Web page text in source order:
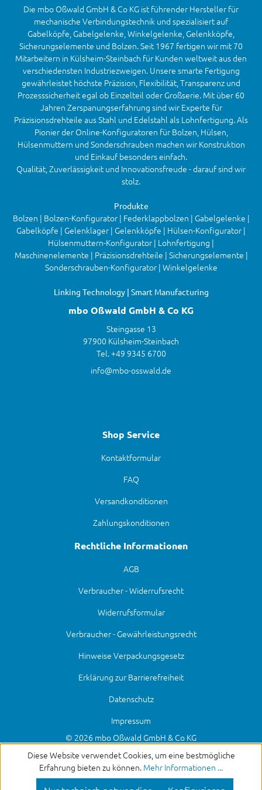
Diese Website verwendet Cookies, um eine bestmögliche
Erfahrung bieten zu können. Mehr Informationen ...
Die mbo Oßwald GmbH & Co KG ist führender Hersteller für
mechanische Verbindungstechnik und spezialisiert auf
Gabelköpfe, Gabelgelenke, Winkelgelenke, Gelenkköpfe,
Sicherungselemente und Bolzen. Seit 1967 fertigen wir mit 70
Mitarbeitern in Külsheim-Steinbach für Kunden weltweit aus den
verschiedensten Industriezweigen. Unsere smarte Fertigung
gewährleistet höchste Präzision, Flexibilität, Transparenz und
Prozesssicherheit egal ob Einzelteil oder Großserie. Mit über 60
Jahren Zerspanungserfahrung sind wir Experte für
Präzisionsdrehteile aus Stahl und Edelstahl als Lohnfertigung. Als
Pionier der Online-Konfiguratoren für Bolzen, Hülsen,
Hülsenmuttern und Sonderschrauben machen wir Konstruktion
und Einkauf besonders einfach.
Qualität, Zuverlässigkeit und Innovationsfreude - darauf sind wir
stolz.
Produkte
Bolzen | Bolzen-Konfigurator | Federklappbolzen | Gabelgelenke |
Gabelköpfe | Gelenklager | Gelenkköpfe | Hülsen-Konfigurator |
Hülsenmuttern-Konfigurator | Lohnfertigung |
Maschinenelemente | Präzisionsdrehteile | Sicherungselemente |
Sonderschrauben-Konfigurator | Winkelgelenke
Linking Technology | Smart Manufacturing
mbo Oßwald GmbH & Co KG
Steingasse 13
97900 Külsheim-Steinbach
Tel. +49 9345 6700
info@mbo-osswald.de
Shop Service
Kontaktformular
FAQ
Versandkonditionen
Zahlungskonditionen
Rechtliche Informationen
AGB
Verbraucher - Widerrufsrecht
Widerrufsformular
Verbraucher - Gewährleistungsrecht
Hinweise Verpackungsgesetz
Erklärung zur Barrierefreiheit
Datenschutz
Impressum
© 2026 mbo Oßwald GmbH & Co KG